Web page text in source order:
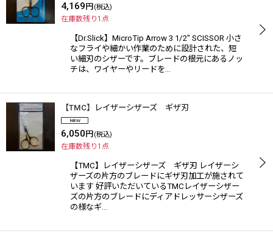
4,169 円 (税込)
在庫数残り1点
【Dr.Slick】MicroTip Arrow 3 1/2" SCISSOR 小さ
なフライや細かい作業のために設計された、短
い細刃のシザーです。ブレードの根元にあるノッ
チは、ワイヤーやリードを…
【TMC】レイザーシザーズ ギザ刃
6,050 円 (税込)
在庫数残り1点
【TMC】レイザーシザーズ ギザ刃 レイザーシ
ザーズの片方のブレードにギザ刃加工が施されて
います 好評いただいているTMCレイザーシザー
ズの片方のブレードにディアドレッサーシザーズ
の様なギ…